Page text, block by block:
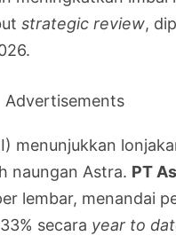
strategic review,
Advertisements
menunjukkan
naungan Astra. PT
lembar, menandai
secara year to